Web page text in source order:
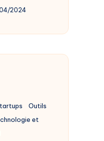
2024
Outils
et